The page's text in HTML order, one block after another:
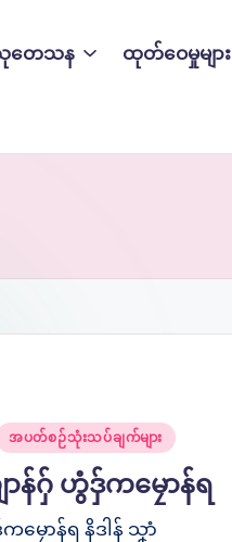
တေသန ထုတ်ဝေမှုများ
အပတ်စဉ်သုံးသပ်ချက်များ
န်ဂှ် ဟွံဒှ်ကမၠောန်ရ
ောန်ရ နိဒါန် သၞာံ